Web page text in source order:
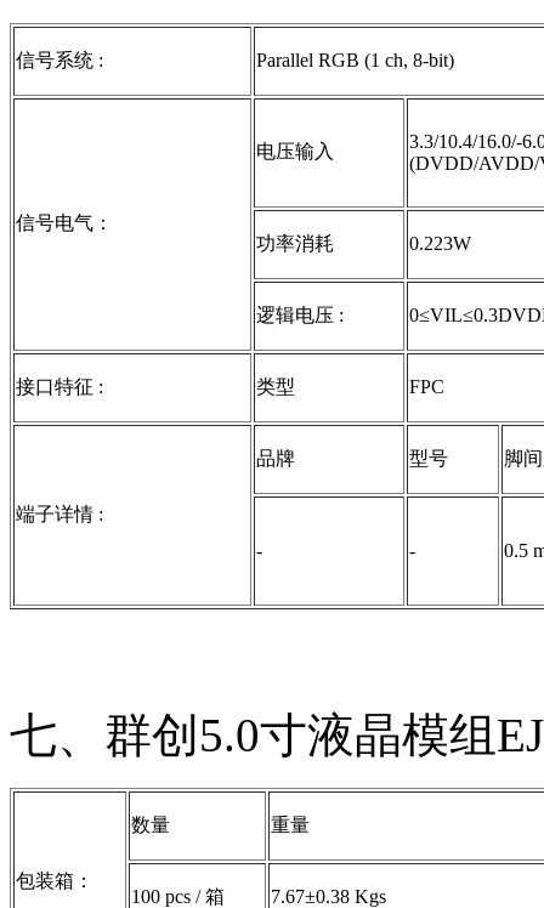
信号系统 : Parallel RGB (1 ch, 8-bit)
信号电气：
电压输入
3.3/10.4/16.0/-
(DVDD/
功率消耗 0.223W
逻辑电压 :
接口特征 : 类型 FPC
端子详情 :
品牌 型号 脚
- - 0.5
七、群创5.0寸液晶模组
包装箱：
数量 重量
100 pcs / 箱 7.67±0.38 Kgs